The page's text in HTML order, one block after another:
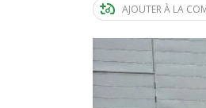
AJOUTER À LA